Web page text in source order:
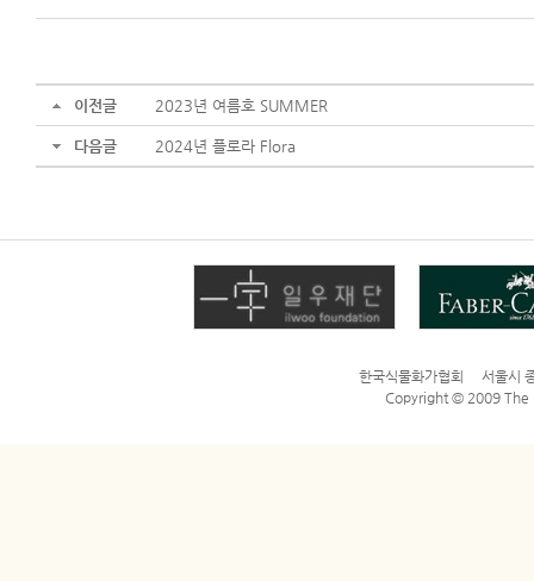
이전글 2023년 여름호 SUMMER
다음글 2024년 플로라 Flora
한국식물화가협회 서울
Copyright © 2009 The